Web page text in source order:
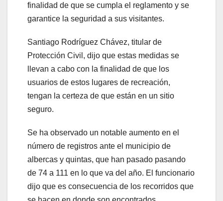
finalidad de que se cumpla el reglamento y se
garantice la seguridad a sus visitantes.
Santiago Rodríguez Chávez, titular de
Protección Civil, dijo que estas medidas se
llevan a cabo con la finalidad de que los
usuarios de estos lugares de recreación,
tengan la certeza de que están en un sitio
seguro.
Se ha observado un notable aumento en el
número de registros ante el municipio de
albercas y quintas, que han pasado pasando
de 74 a 111 en lo que va del año. El funcionario
dijo que es consecuencia de los recorridos que